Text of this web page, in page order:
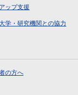
ップ支援
学・研究機関との協力
の方へ